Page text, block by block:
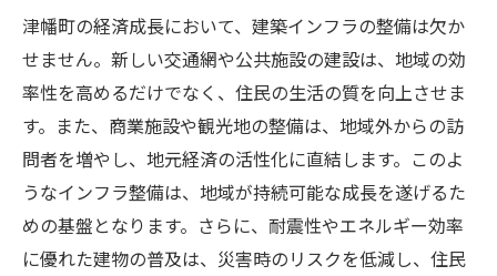
津幡町の経済成長において、建築インフラの整備は欠か
せません。新しい交通網や公共施設の建設は、地域の効
率性を高めるだけでなく、住民の生活の質を向上させま
す。また、商業施設や観光地の整備は、地域外からの訪
問者を増やし、地元経済の活性化に直結します。このよ
うなインフラ整備は、地域が持続可能な成長を遂げるた
めの基盤となります。さらに、耐震性やエネルギー効率
に優れた建物の普及は、災害時のリスクを低減し、住民